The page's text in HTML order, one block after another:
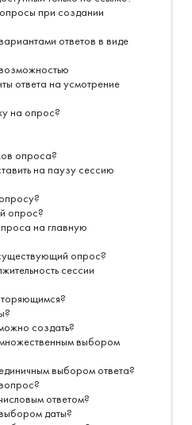
при создании
ответов в виде
ответа на усмотрение
на опрос?
опроса?
на паузу сессию
опрос?
на главную
опрос?
сессии
создать?
выбором
выбором ответа?
ответом?
даты?